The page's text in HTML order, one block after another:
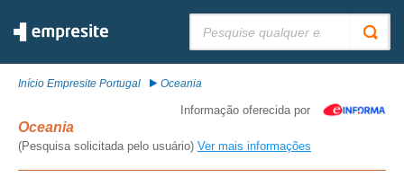
Início Empresite Portugal Oceania
Informação oferecida por
Oceania
(Pesquisa solicitada pelo usuário) Ver mais informações